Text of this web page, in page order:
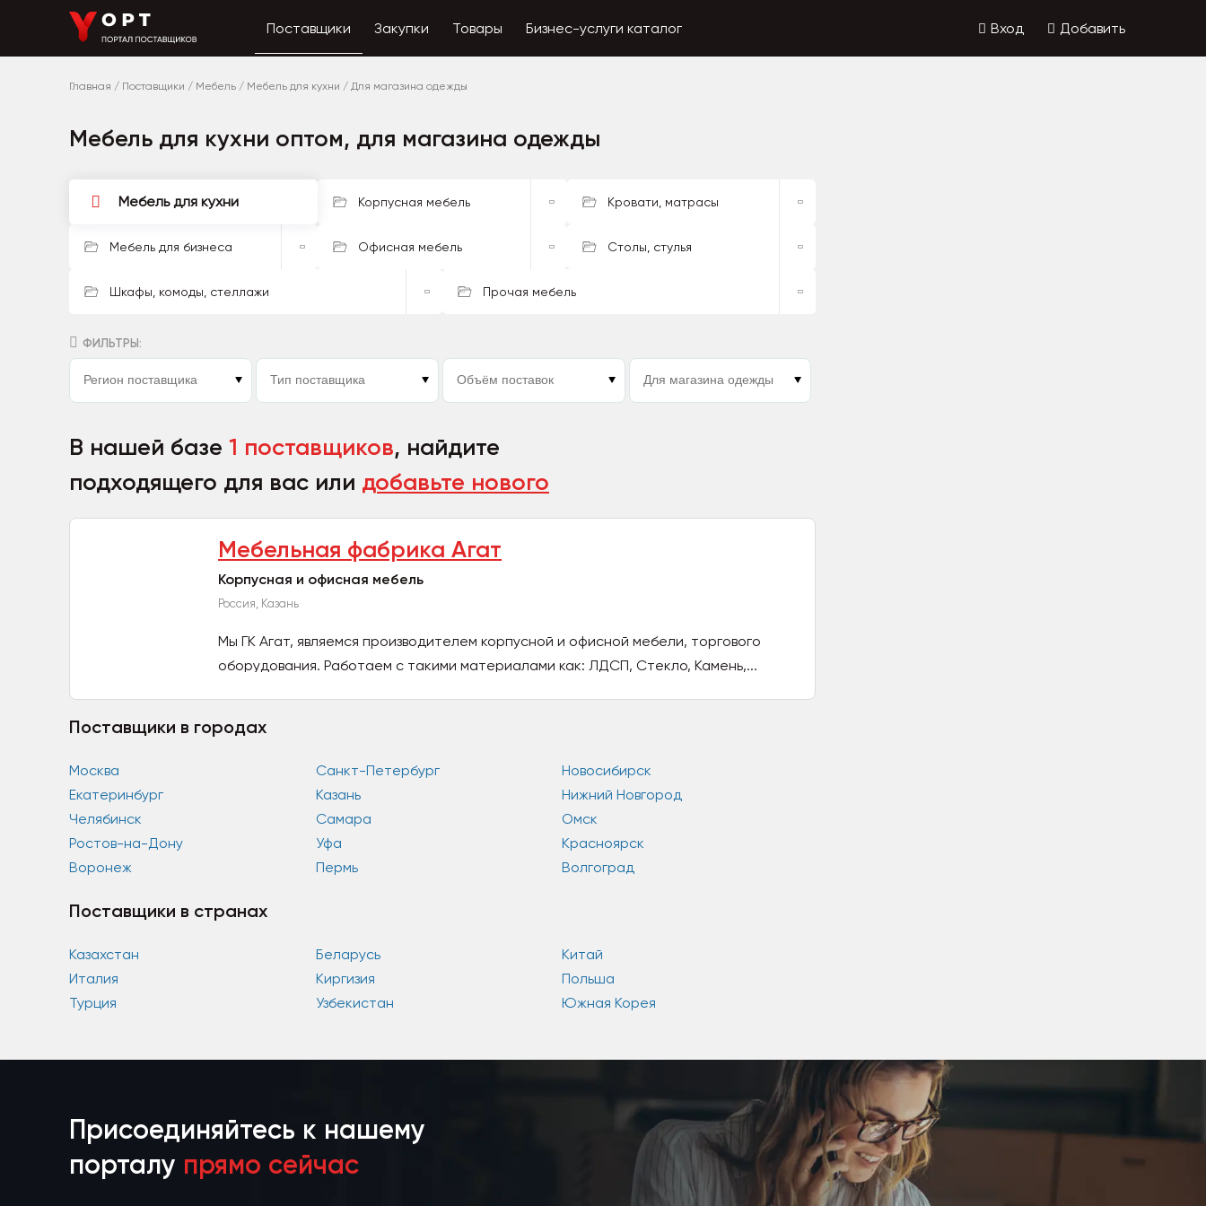
Поставщики Закупки Товары Бизнес-услуги каталог Вход Добавить
Главная / Поставщики / Мебель / Мебель для кухни / Для магазина одежды
Мебель для кухни оптом, для магазина одежды
Корпусная мебель Кровати, матрасы
Мебель для бизнеса
Мебель для кухни
Офисная мебель Столы, стулья
Шкафы, комоды, стеллажи Прочая мебель
ФИЛЬТРЫ:
В нашей базе 1 поставщиков, найдите
подходящего для вас или добавьте нового
Мебельная фабрика Агат
Корпусная и офисная мебель
Россия, Казань
Мы ГК Агат, являемся производителем корпусной и офисной мебели, торгового
оборудования. Работаем с такими материалами как: ЛДСП, Стекло, Камень,...
Поставщики в городах
Москва Санкт-Петербург
Новосибирск
Екатеринбург
Казань
Нижний Новгород
Челябинск
Самара
Омск
Ростов-на-Дону
Уфа
Красноярск
Воронеж
Пермь Волгоград
Поставщики в странах
Казахстан Беларусь
Китай
Италия
Киргизия
Польша
Турция
Узбекистан Южная Корея
Присоединяйтесь к нашему
порталу прямо сейчас